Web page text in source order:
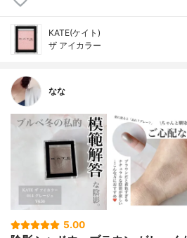
KATE(ケイト)
ザ アイカラー
なな
5.00